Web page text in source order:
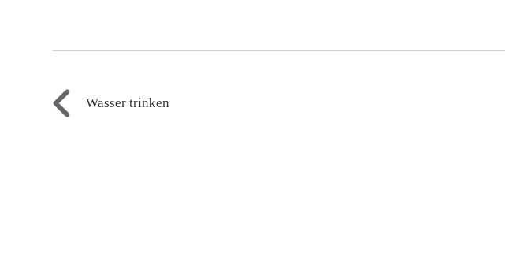
Wasser trinken